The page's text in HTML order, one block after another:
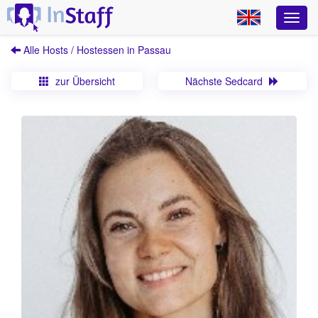
Alle Hosts / Hostessen in Passau
zur Übersicht Nächste Sedcard